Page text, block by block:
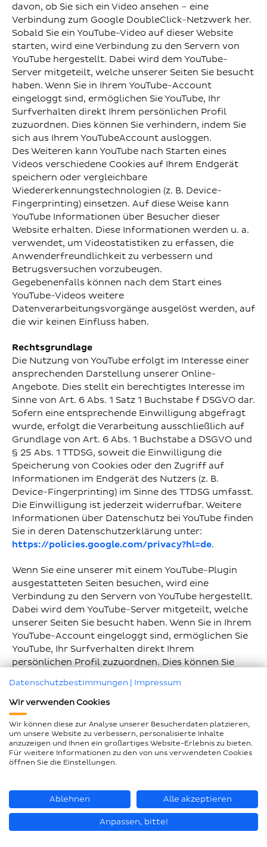
davon, ob Sie sich ein Video ansehen – eine
Verbindung zum Google DoubleClick-Netzwerk her.
Sobald Sie ein YouTube-Video auf dieser Website
starten, wird eine Verbindung zu den Servern von
YouTube hergestellt. Dabei wird dem YouTube-
Server mitgeteilt, welche unserer Seiten Sie besucht
haben. Wenn Sie in Ihrem YouTube-Account
eingeloggt sind, ermöglichen Sie YouTube, Ihr
Surfverhalten direkt Ihrem persönlichen Profil
zuzuordnen. Dies können Sie verhindern, indem Sie
sich aus Ihrem YouTubeAccount ausloggen.
Des Weiteren kann YouTube nach Starten eines
Videos verschiedene Cookies auf Ihrem Endgerät
speichern oder vergleichbare
Wiedererkennungstechnologien (z. B. Device-
Fingerprinting) einsetzen. Auf diese Weise kann
YouTube Informationen über Besucher dieser
Website erhalten. Diese Informationen werden u. a.
verwendet, um Videostatistiken zu erfassen, die
Anwenderfreundlichkeit zu verbessern und
Betrugsversuchen vorzubeugen.
Gegebenenfalls können nach dem Start eines
YouTube-Videos weitere
Datenverarbeitungsvorgänge ausgelöst werden, auf
die wir keinen Einfluss haben.
Rechtsgrundlage
Die Nutzung von YouTube erfolgt im Interesse einer
ansprechenden Darstellung unserer Online-
Angebote. Dies stellt ein berechtigtes Interesse im
Sinne von Art. 6 Abs. 1 Satz 1 Buchstabe f DSGVO dar.
Sofern eine entsprechende Einwilligung abgefragt
wurde, erfolgt die Verarbeitung ausschließlich auf
Grundlage von Art. 6 Abs. 1 Buchstabe a DSGVO und
§ 25 Abs. 1 TTDSG, soweit die Einwilligung die
Speicherung von Cookies oder den Zugriff auf
Informationen im Endgerät des Nutzers (z. B.
Device-Fingerprinting) im Sinne des TTDSG umfasst.
Die Einwilligung ist jederzeit widerrufbar. Weitere
Informationen über Datenschutz bei YouTube finden
Sie in deren Datenschutzerklärung unter:
https://policies.google.com/privacy?hl=de.
Wenn Sie eine unserer mit einem YouTube-Plugin
ausgestatteten Seiten besuchen, wird eine
Verbindung zu den Servern von YouTube hergestellt.
Dabei wird dem YouTube-Server mitgeteilt, welche
unserer Seiten Sie besucht haben. Wenn Sie in Ihrem
YouTube-Account eingeloggt sind, ermöglichen Sie
YouTube, Ihr Surfverhalten direkt Ihrem
persönlichen Profil zuzuordnen. Dies können Sie
Account ausloggen.
6.10 Google Web Fonts
Um unsere Inhalte browserübergreifend korrekt
und grafisch ansprechend darzustellen, verwenden
wir auf dieser Webseite „Google Web Fonts“ der
Google LLC (1600 Amphitheatre Parkway, Mountain
Wir erheben keine personenbezogenen Daten durch
die Einbindung von Google Webfonts und haben die
Google-Schriftarten lokal auf unserem Webserver
eingebunden. Dadurch stellen wir keine Verbindung
Datenschutzbestimmungen | Impressum
Wir verwenden Cookies
Wir können diese zur Analyse unserer Besucherdaten platzieren,
um unsere Website zu verbessern, personalisierte Inhalte
anzuzeigen und Ihnen ein großartiges Website-Erlebnis zu bieten.
Für weitere Informationen zu den von uns verwendeten Cookies
öffnen Sie die Einstellungen.
Ablehnen Alle akzeptieren
Anpassen, bitte!